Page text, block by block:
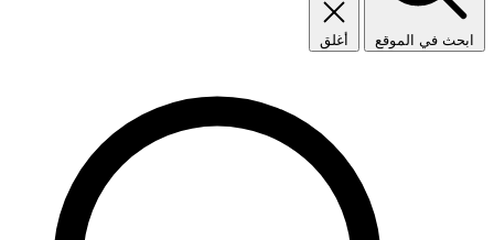
ابحث في الموقع أغلق